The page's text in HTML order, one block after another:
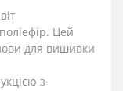
Цей
для вишивки
з